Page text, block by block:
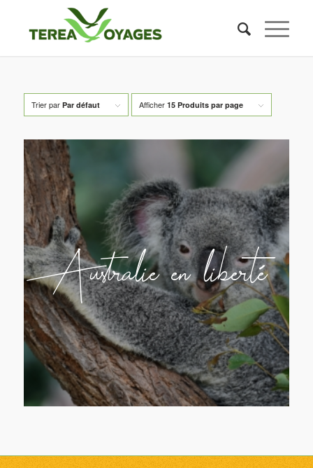
Trier par Par défaut Afficher 15 Produits par page
Australie en liberté